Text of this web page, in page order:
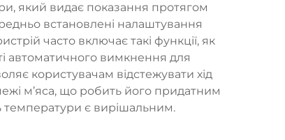
який видає показання протягом
встановлені налаштування
часто включає такі функції, як
автоматичного вимкнення для
користувачам відстежувати хід
м’яса, що робить його придатним
температури є вирішальним.